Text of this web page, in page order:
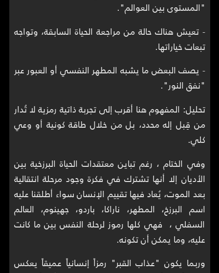
"المستوى بين العوالم".
- تعيش هناك حالة من مراجعة الحياة السابقة، وتواجه
تبعات خياراتها.
- يصف البعض ما يشبه المطهر النفسي أو العبور عبر
"نفق النور".
تحليل: المفهوم هنا أقرب إلى تجربة ذاتية رمزية لا تُدار
من قِبل إله محدد، بل من خلال طاقة كونية أو وعي
كلي.
وفي الختام ، رغم تباين معتقدات الحياة البرزخية بين
الأديان إلا أنها تشترك في فكرة وجود مرحلة انتقالية
بعد الموت، يُعاد فيها تقييم الإنسان سواء أطلقنا عليه
اسم البرزخ، المطهر، ناراكا، باردو، جهينوم، العالم
السفلي ، فهي كلها رموز لرحلة النفس بين ما كانت
عليه، وما يمكن أن تكونه.
وربما يكون "عذاب القبر" رمزاً إنسانياً عميقاً يعكس